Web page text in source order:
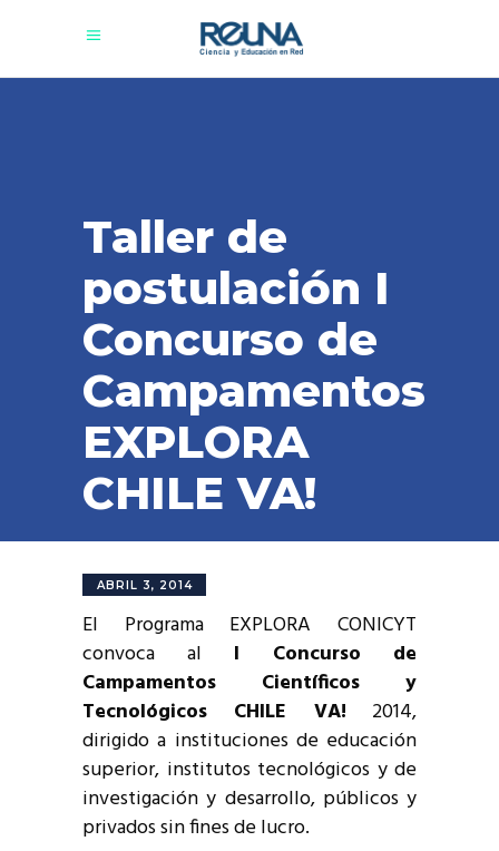
Taller de
postulación I
Concurso de
Campamentos
EXPLORA
CHILE VA!
ABRIL 3, 2014
El Programa EXPLORA CONICYT
convoca al I Concurso de
Campamentos Científicos y
Tecnológicos CHILE VA! 2014,
dirigido a instituciones de educación
superior, institutos tecnológicos y de
investigación y desarrollo, públicos y
privados sin fines de lucro.